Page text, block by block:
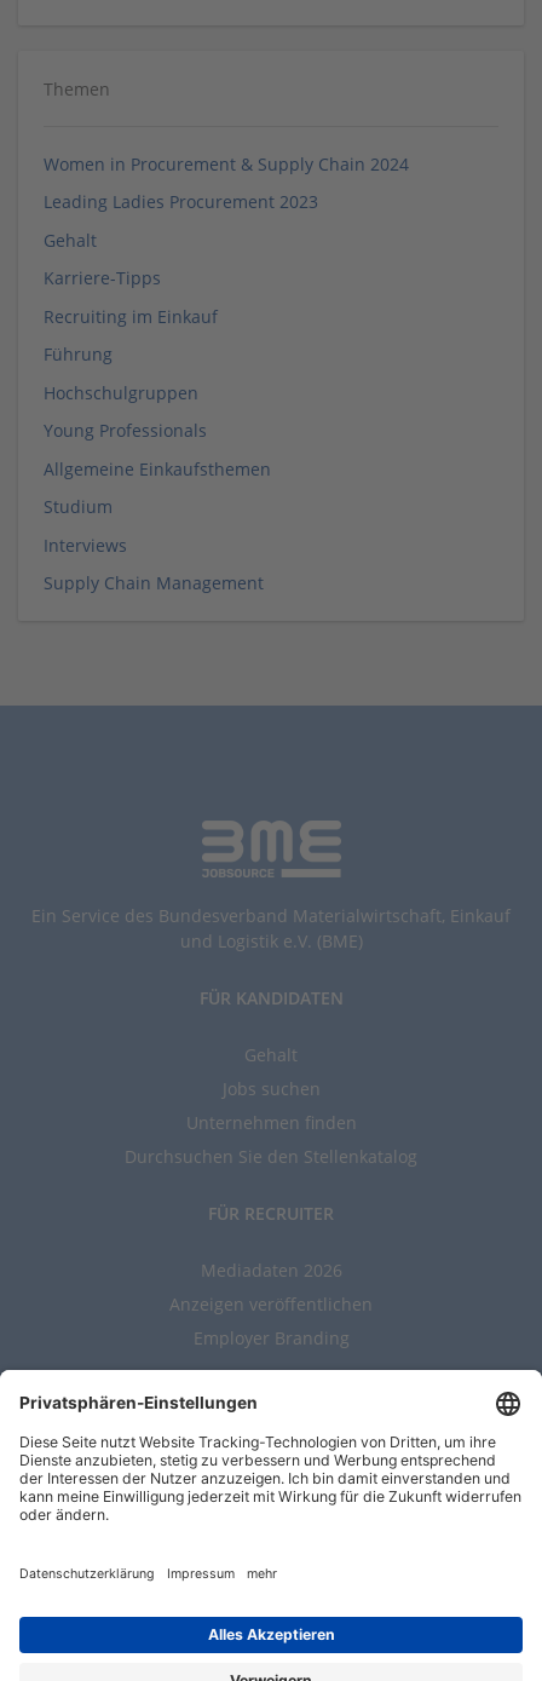
Themen
Women in Procurement & Supply Chain 2024
Leading Ladies Procurement 2023
Gehalt
Karriere-Tipps
Recruiting im Einkauf
Führung
Hochschulgruppen
Young Professionals
Allgemeine Einkaufsthemen
Studium
Interviews
Supply Chain Management
Ein Service des Bundesverband Materialwirtschaft, Einkauf
und Logistik e.V. (BME)
FÜR KANDIDATEN
Gehalt
Jobs suchen
Unternehmen finden
Durchsuchen Sie den Stellenkatalog
FÜR RECRUITER
Mediadaten 2026
Anzeigen veröffentlichen
Employer Branding
ALLGEMEIN
Kontakt
AGBs